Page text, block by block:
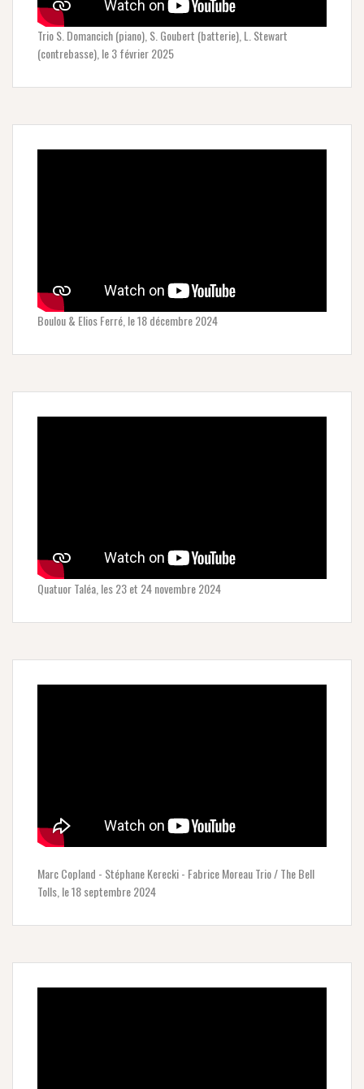
Trio S. Domancich (piano), S. Goubert (batterie), L. Stewart
(contrebasse), le 3 février 2025
Boulou & Elios Ferré, le 18 décembre 2024
Quatuor Taléa, les 23 et 24 novembre 2024
Marc Copland - Stéphane Kerecki - Fabrice Moreau Trio / The Bell
Tolls, le 18 septembre 2024